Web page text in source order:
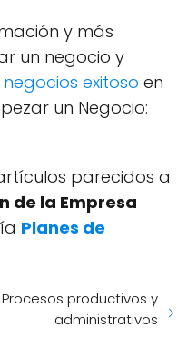
y más
un negocio y
exitoso en
un Negocio:
parecidos a
de la Empresa
Planes de
Procesos productivos y
administrativos